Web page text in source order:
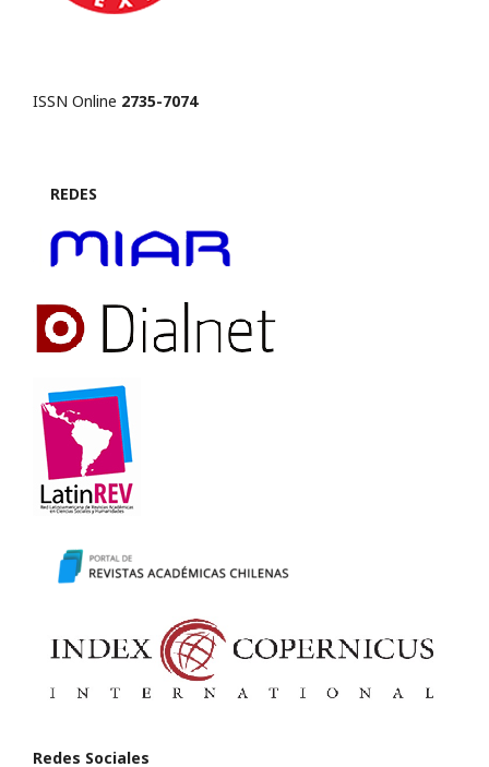
ISSN Online 2735-7074
REDES
Redes Sociales